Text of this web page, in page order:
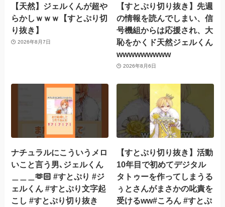
【天然】ジェルくんが超や
らかしｗｗｗ【すとぷり切
り抜き】
2026年8月7日
【すとぷり切り抜き】先週
の情報を読んでしまい、信
号機組からは応援され、大
恥をかくド天然ジェルくん
wwwwwwwww
2026年8月6日
ナチュラルにこういうメロ
いこと言う男､ジェルくん
＿＿＿🫶🏻 #すとぷり #ジ
ェルくん #すとぷり文字起
こし #すとぷり切り抜き
【すとぷり切り抜き】活動
10年目で初めてデジタル
タトゥーを作ってしまうる
ぅとさんがまさかの叱責を
受けるww#ころん #すとぷ